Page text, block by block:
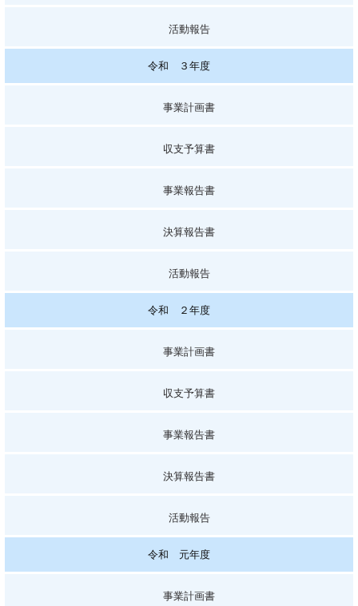
活動報告
令和 ３年度
事業計画書
収支予算書
事業報告書
決算報告書
活動報告
令和 ２年度
事業計画書
収支予算書
事業報告書
決算報告書
活動報告
令和 元年度
事業計画書